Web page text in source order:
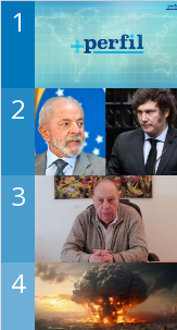
1
2
3
4